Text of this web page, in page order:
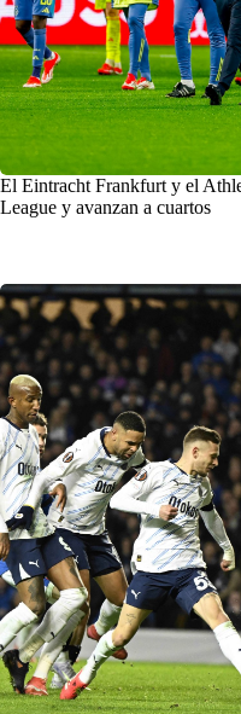
El Eintracht Frankfurt y el
League y avanzan a cuartos